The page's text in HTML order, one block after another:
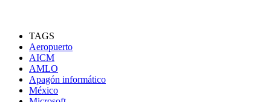
TAGS
Aeropuerto
AICM
AMLO
Apagón informático
México